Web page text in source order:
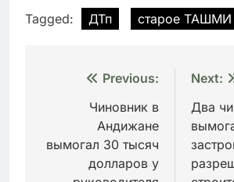
Tagged: ДТп старое ТАШМИ
Навигация
записям
Previous:
Чиновник в
Андижане
вымогал 30 тысяч
долларов у
Next:
Два